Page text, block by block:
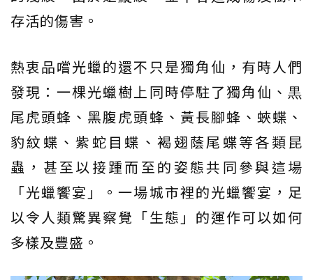
存活的傷害。
熱衷品嚐光蠟的還不只是獨角仙，有時人們
發現：一棵光蠟樹上同時停駐了獨角仙、黒
尾虎頭蜂、黑腹虎頭蜂、黃長腳蜂、蛺蝶、
豹紋蝶、紫蛇目蝶、褐翅蔭尾蝶等各類昆
蟲，甚至以接踵而至的姿態共同參與這場
「光蠟饗宴」。一場城市裡的光蠟饗宴，足
以令人類驚異察覺「生態」的運作可以如何
多樣及豐盛。